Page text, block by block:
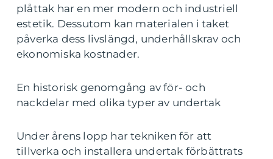
plåttak har en mer modern och industriell
estetik. Dessutom kan materialen i taket
påverka dess livslängd, underhållskrav och
ekonomiska kostnader.
En historisk genomgång av för- och
nackdelar med olika typer av undertak
Under årens lopp har tekniken för att
tillverka och installera undertak förbättrats